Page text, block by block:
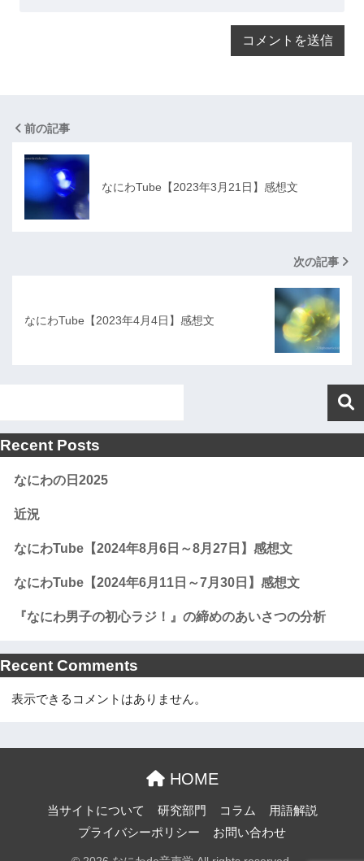
前の記事
なにわTube【2023年3月21日】感想文
次の記事
なにわTube【2023年4月4日】感想文
Recent Posts
なにわの日2025
近況
なにわTube【2024年8月6日～8月27日】感想文
なにわTube【2024年6月11日～7月30日】感想文
『なにわ男子の初心ラジ！』の締めのあいさつの分析
Recent Comments
表示できるコメントはありません。
HOME
当サイトについて 研究部門 コラム
用語解説
プライバシーポリシー
お問い合わせ